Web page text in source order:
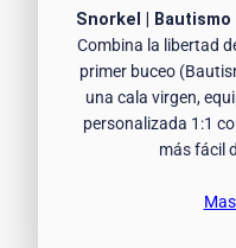
Snorkel |
Combina la libertad
primer buceo
una cala virgen,
personalizada 1:1
más fácil